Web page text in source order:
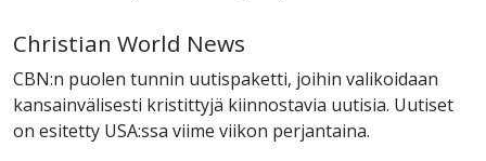
Christian World News
CBN:n puolen tunnin uutispaketti, joihin valikoidaan
kansainvälisesti kristittyjä kiinnostavia uutisia. Uutiset
on esitetty USA:ssa viime viikon perjantaina.